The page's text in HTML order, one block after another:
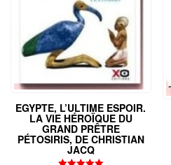
EGYPTE, L’ULTIME ESPOIR.
LA VIE HÉROÏQUE DU
GRAND PRÊTRE
PÉTOSIRIS, DE CHRISTIAN
JACQ